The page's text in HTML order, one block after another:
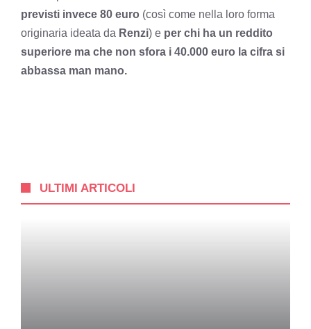
previsti invece 80 euro (così come nella loro forma
originaria ideata da Renzi) e per chi ha un reddito
superiore ma che non sfora i 40.000 euro la cifra si
abbassa man mano.
ULTIMI ARTICOLI